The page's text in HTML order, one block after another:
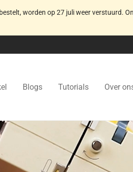
worden op 27 juli weer verstuurd.
Blogs Tutorials Over